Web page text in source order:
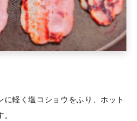
軽く塩コショウをふり、ホット